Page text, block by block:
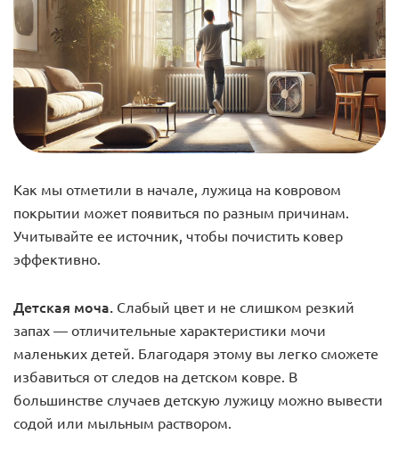
Как мы отметили в начале, лужица на ковровом
покрытии может появиться по разным причинам.
Учитывайте ее источник, чтобы почистить ковер
эффективно.
Детская моча. Слабый цвет и не слишком резкий
запах — отличительные характеристики мочи
маленьких детей. Благодаря этому вы легко сможете
избавиться от следов на детском ковре. В
большинстве случаев детскую лужицу можно вывести
содой или мыльным раствором.